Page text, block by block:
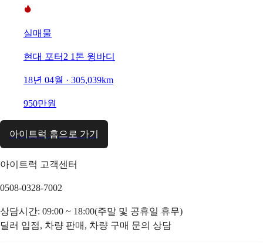
실매물
현대 포터2 1톤 윙바디
18년 04월 · 305,039km
950만원
아이트럭 홈으로 가기
아이트럭 고객센터
0508-0328-7002
상담시간: 09:00 ~ 18:00(주말 및 공휴일 휴무)
딜러 입점, 차량 판매, 차량 구매 문의 상담